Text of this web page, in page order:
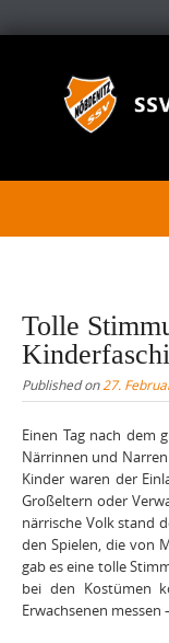
content
Tolle
Published on27.
Einen Tag nach dem
Närrinnen und
Kinder waren der
Großeltern oder
närrische Volk stand
den Spielen, die von
gab es eine tolle
bei den Kostümen
Erwachsenen messen